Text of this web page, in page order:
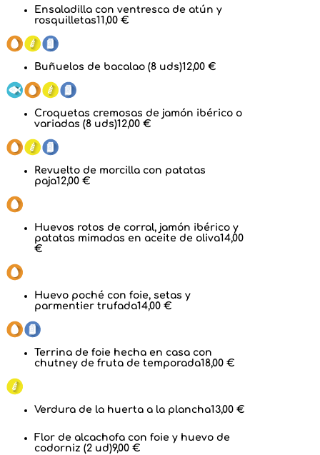
Ensaladilla con ventresca de atún y
rosquilletas11,00 €
Buñuelos de bacalao (8 uds)12,00 €
Croquetas cremosas de jamón ibérico o
variadas (8 uds)12,00 €
Revuelto de morcilla con patatas
paja12,00 €
Huevos rotos de corral, jamón ibérico y
patatas mimadas en aceite de oliva14,00
€
Huevo poché con foie, setas y
parmentier trufada14,00 €
Terrina de foie hecha en casa con
chutney de fruta de temporada18,00 €
Verdura de la huerta a la plancha13,00 €
Flor de alcachofa con foie y huevo de
codorniz (2 ud)9,00 €